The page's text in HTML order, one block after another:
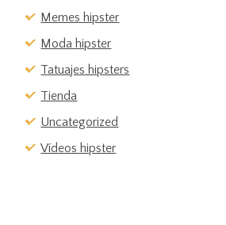
Memes hipster
Moda hipster
Tatuajes hipsters
Tienda
Uncategorized
Vídeos hipster